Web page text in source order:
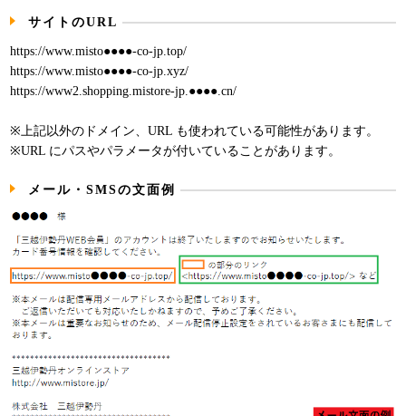
サイトのURL
https://www.misto●●●●-co-jp.top/
https://www.misto●●●●-co-jp.xyz/
https://www2.shopping.mistore-jp.●●●●.cn/
※上記以外のドメイン、URL も使われている可能性があります。
※URL にパスやパラメータが付いていることがあります。
メール・SMSの文面例